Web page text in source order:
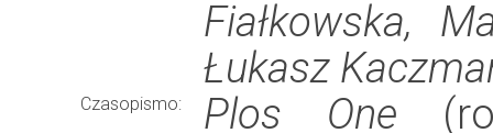
Fiałkowska,
Łukasz
Czasopismo: Plos One